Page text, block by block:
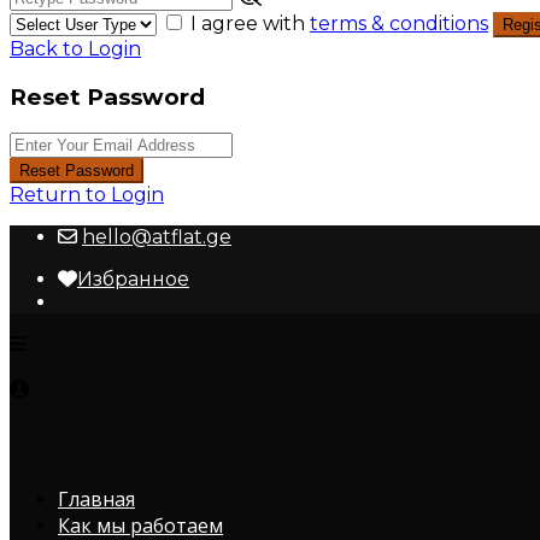
I agree with terms & conditions
Back to Login
Reset Password
Reset Password
Return to Login
hello@atflat.ge
Избранное
Главная
Как мы работаем